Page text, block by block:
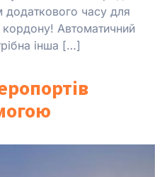
додаткового часу для
Автоматичний
інша […]